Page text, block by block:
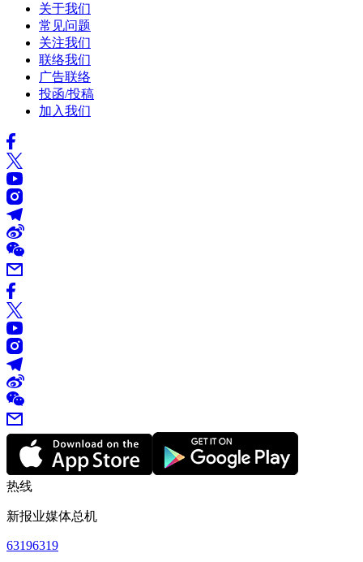
关于我们
常见问题
关注我们
联络我们
广告联络
投函/投稿
加入我们
热线
新报业媒体总机
63196319